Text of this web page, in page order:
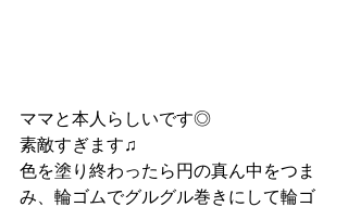
ママと本人らしいです◎
素敵すぎます♫
色を塗り終わったら円の真ん中をつま
み、輪ゴムでグルグル巻きにして輪ゴ